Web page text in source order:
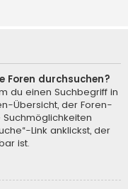
Foren durchsuchen?
du einen Suchbegriff in
Übersicht, der Foren-
Link anklickst, der
ist.